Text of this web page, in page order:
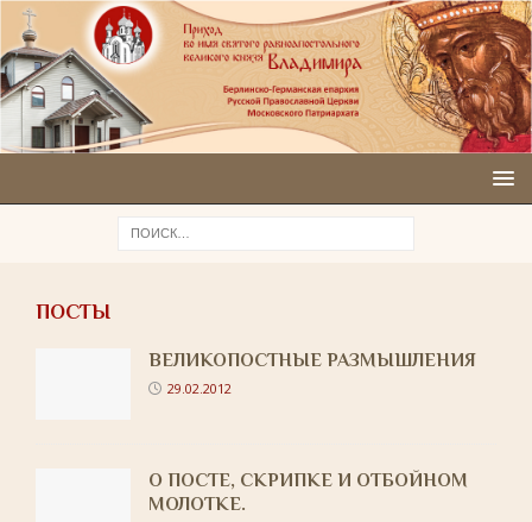
ПОСТЫ
ВЕЛИКОПОСТНЫЕ РАЗМЫШЛЕНИЯ
29.02.2012
О ПОСТЕ, СКРИПКЕ И ОТБОЙНОМ
МОЛОТКЕ.